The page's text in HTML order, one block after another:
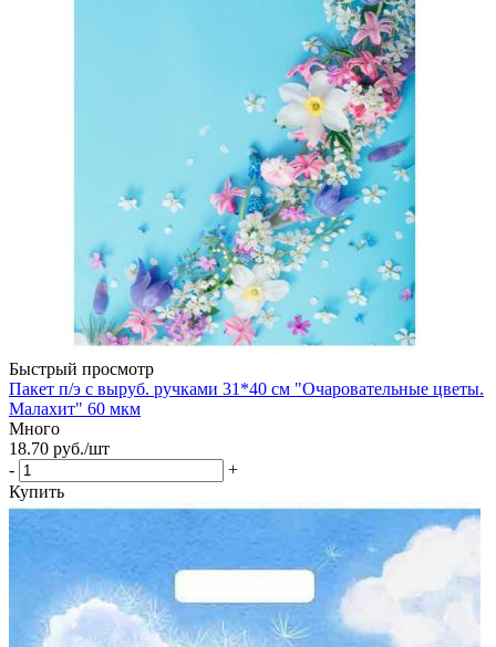
Быстрый просмотр
Пакет п/э с выруб. ручками 31*40 см "Очаровательные цветы.
Малахит" 60 мкм
Много
18.70 руб./шт
-
+
Купить